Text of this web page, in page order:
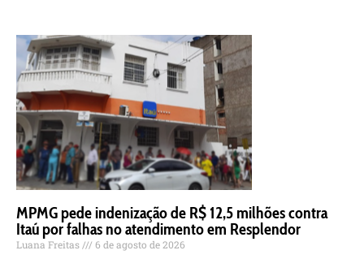
MPMG pede indenização de R$ 12,5 milhões contra
Itaú por falhas no atendimento em Resplendor
Luana Freitas 6 de agosto de 2026